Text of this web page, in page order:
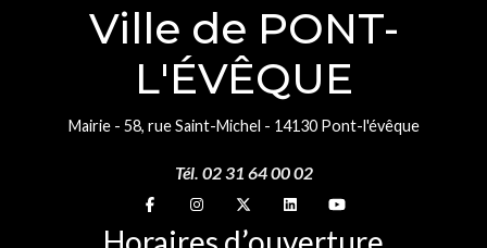
Ville de PONT-
L'ÉVÊQUE
Mairie - 58, rue Saint-Michel - 14130 Pont-l'évêque
Tél. 02 31 64 00 02
Suivez-nous sur
Suivez-nous sur
Suivez-nous sur
Suivez-nous sur
Suivez-nous sur